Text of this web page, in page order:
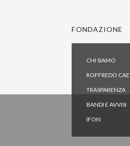
FONDAZIONE
CHI SIAMO
ROFFREDO
TRASPARENZA
BANDI E AVVISI
IFON